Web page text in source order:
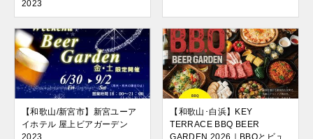
2023
【和歌山/新宮市】新宮ユーア
イホテル 屋上ビアガーデン
2023
【和歌山･白浜】KEY
TERRACE BBQ BEER
GARDEN 2026｜BBQとビュ